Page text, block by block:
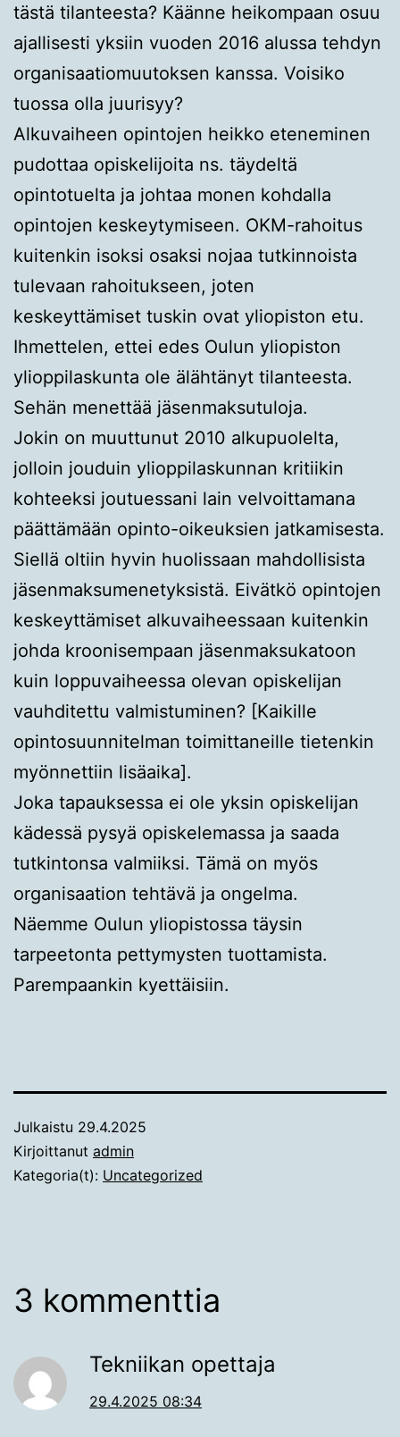
tästä tilanteesta? Käänne heikompaan osuu
ajallisesti yksiin vuoden 2016 alussa tehdyn
organisaatiomuutoksen kanssa. Voisiko
tuossa olla juurisyy?
Alkuvaiheen opintojen heikko eteneminen
pudottaa opiskelijoita ns. täydeltä
opintotuelta ja johtaa monen kohdalla
opintojen keskeytymiseen. OKM-rahoitus
kuitenkin isoksi osaksi nojaa tutkinnoista
tulevaan rahoitukseen, joten
keskeyttämiset tuskin ovat yliopiston etu.
Ihmettelen, ettei edes Oulun yliopiston
ylioppilaskunta ole älähtänyt tilanteesta.
Sehän menettää jäsenmaksutuloja.
Jokin on muuttunut 2010 alkupuolelta,
jolloin jouduin ylioppilaskunnan kritiikin
kohteeksi joutuessani lain velvoittamana
päättämään opinto-oikeuksien jatkamisesta.
Siellä oltiin hyvin huolissaan mahdollisista
jäsenmaksumenetyksistä. Eivätkö opintojen
keskeyttämiset alkuvaiheessaan kuitenkin
johda kroonisempaan jäsenmaksukatoon
kuin loppuvaiheessa olevan opiskelijan
vauhditettu valmistuminen? [Kaikille
opintosuunnitelman toimittaneille tietenkin
myönnettiin lisäaika].
Joka tapauksessa ei ole yksin opiskelijan
kädessä pysyä opiskelemassa ja saada
tutkintonsa valmiiksi. Tämä on myös
organisaation tehtävä ja ongelma.
Näemme Oulun yliopistossa täysin
tarpeetonta pettymysten tuottamista.
Parempaankin kyettäisiin.
Julkaistu 29.4.2025
Kirjoittanut admin
Kategoria(t): Uncategorized
3 kommenttia
Tekniikan opettaja
29.4.2025 08:34